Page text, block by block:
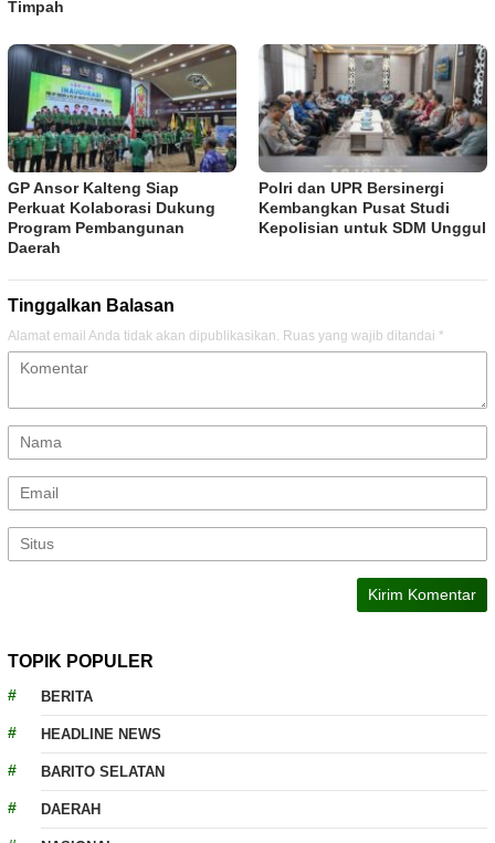
Timpah
GP Ansor Kalteng Siap
Perkuat Kolaborasi Dukung
Program Pembangunan
Daerah
Polri dan UPR Bersinergi
Kembangkan Pusat Studi
Kepolisian untuk SDM Unggul
Tinggalkan Balasan
Alamat email Anda tidak akan dipublikasikan. Ruas yang wajib ditandai *
TOPIK POPULER
BERITA
HEADLINE NEWS
BARITO SELATAN
DAERAH